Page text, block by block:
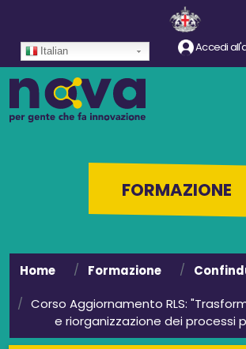
Salta al
Italian Accedi
FORMAZIONE
Home Formazione
Corso Aggiornamento RLS:
e riorganizzazione dei processi